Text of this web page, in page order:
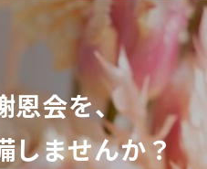
恩会を、
しませんか？